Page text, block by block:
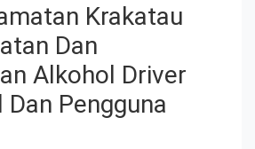
Krakatau
Dan
Alkohol Driver
Dan Pengguna